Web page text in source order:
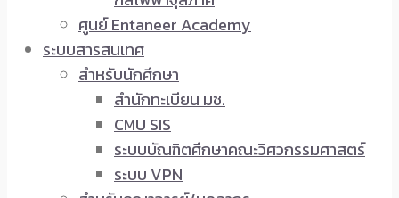
ศูนย์ Entaneer Academy
ระบบสารสนเทศ
สำหรับนักศึกษา
สำนักทะเบียน มช.
CMU SIS
ระบบบัณฑิตศึกษาคณะวิศวกรรมศาสตร์
ระบบ VPN